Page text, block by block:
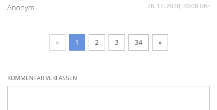
Anonym 28. 12. 2020, 20:08 Uhr
« 1 2 3 34 »
KOMMENTAR VERFASSEN